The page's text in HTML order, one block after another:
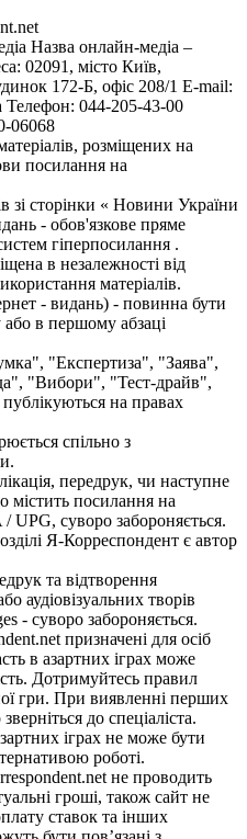
Назва онлайн-медіа –
02091, місто Київ,
172-Б, офіс 208/1 E-mail:
Телефон: 044-205-43-00
06068
розміщених на
посилання на
зі сторінки « Новини України
- обов'язкове пряме
гіперпосилання .
в незалежності від
матеріалів.
- видань) - повинна бути
або в першому абзаці
"Експертиза", "Заява",
"Вибори", "Тест-драйв",
на правах
спільно з
передрук, чи наступне
містить посилання на
UPG, суворо забороняється.
Я-Корреспондент є автор
та відтворення
аудіовізуальних творів
- суворо забороняється.
призначені для осіб
в азартних іграх може
Дотримуйтесь правил
гри. При виявленні перших
до спеціаліста.
іграх не може бути
роботі.
не проводить
гроші, також сайт не
ставок та інших